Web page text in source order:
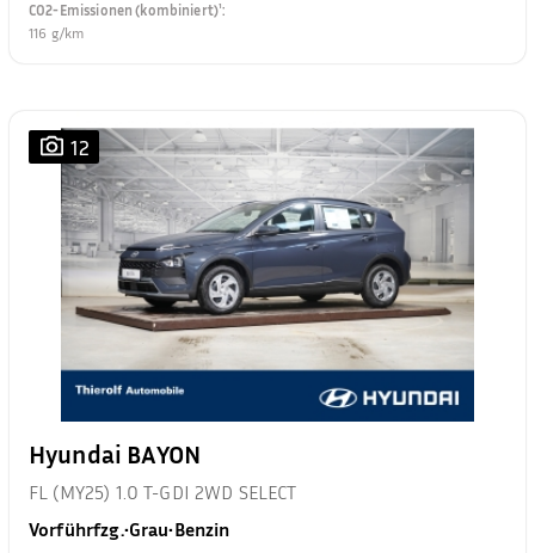
CO2-Emissionen (kombiniert)¹:
116 g/km
12
Hyundai BAYON
FL (MY25) 1.0 T-GDI 2WD SELECT
Vorführfzg.•Grau•Benzin